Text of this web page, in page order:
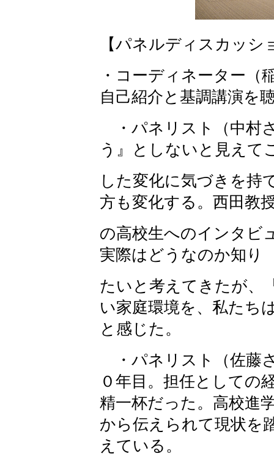
【パネルディスカッシ
・コーディネーター（
自己紹介と基調講演を
・パネリスト（中村
う』としないと見えて
した変化に気づきを持
方も変化する。西田教
の高校生へのインタビ
実際はどうなのか知り
たいと考えてきたが、
い家庭環境を、私たち
と感じた。
・パネリスト（佐藤
０年目。担任としての
精一杯だった。高校進
から伝えられて現状を
えている。